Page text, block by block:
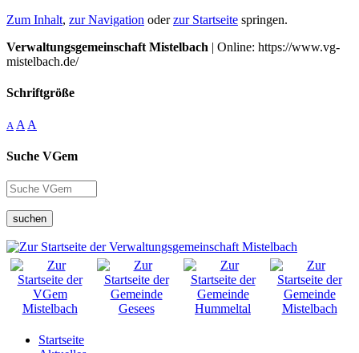
Zum Inhalt, zur Navigation oderzur Startseite springen.
Verwaltungsgemeinschaft Mistelbach | Online: https://www.vg-
mistelbach.de/
Schriftgröße
A A A
Suche VGem
suchen
Startseite